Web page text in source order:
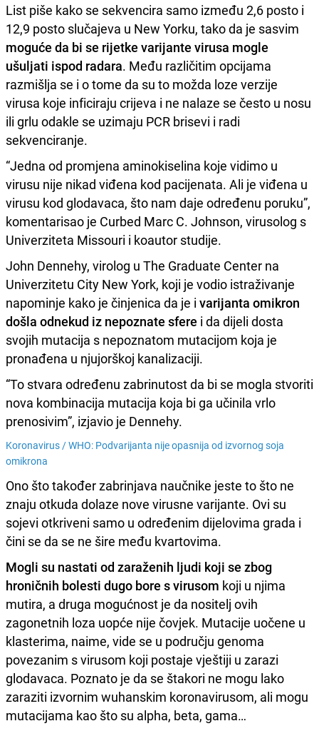
List piše kako se sekvencira samo između 2,6 posto i
12,9 posto slučajeva u New Yorku, tako da je sasvim
moguće da bi se rijetke varijante virusa mogle
ušuljati ispod radara. Među različitim opcijama
razmišlja se i o tome da su to možda loze verzije
virusa koje inficiraju crijeva i ne nalaze se često u nosu
ili grlu odakle se uzimaju PCR brisevi i radi
sekvenciranje.
“Jedna od promjena aminokiselina koje vidimo u
virusu nije nikad viđena kod pacijenata. Ali je viđena u
virusu kod glodavaca, što nam daje određenu poruku”,
komentarisao je Curbed Marc C. Johnson, virusolog s
Univerziteta Missouri i koautor studije.
John Dennehy, virolog u The Graduate Center na
Univerzitetu City New York, koji je vodio istraživanje
napominje kako je činjenica da je i varijanta omikron
došla odnekud iz nepoznate sfere i da dijeli dosta
svojih mutacija s nepoznatom mutacijom koja je
pronađena u njujorškoj kanalizaciji.
“To stvara određenu zabrinutost da bi se mogla stvoriti
nova kombinacija mutacija koja bi ga učinila vrlo
prenosivim”, izjavio je Dennehy.
Koronavirus /WHO: Podvarijanta nije opasnija od izvornog soja
omikrona
Ono što također zabrinjava naučnike jeste to što ne
znaju otkuda dolaze nove virusne varijante. Ovi su
sojevi otkriveni samo u određenim dijelovima grada i
čini se da se ne šire među kvartovima.
Mogli su nastati od zaraženih ljudi koji se zbog
hroničnih bolesti dugo bore s virusom koji u njima
mutira, a druga mogućnost je da nositelj ovih
zagonetnih loza uopće nije čovjek. Mutacije uočene u
klasterima, naime, vide se u području genoma
povezanim s virusom koji postaje vještiji u zarazi
glodavaca. Poznato je da se štakori ne mogu lako
zaraziti izvornim wuhanskim koronavirusom, ali mogu
mutacijama kao što su alpha, beta, gama…